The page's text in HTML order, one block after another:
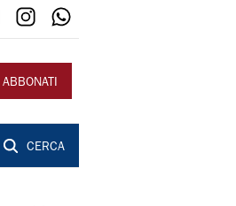
ABBONATI
CERCA